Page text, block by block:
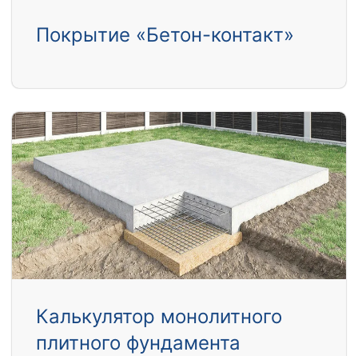
Покрытие «Бетон-контакт»
Калькулятор монолитного
плитного фундамента